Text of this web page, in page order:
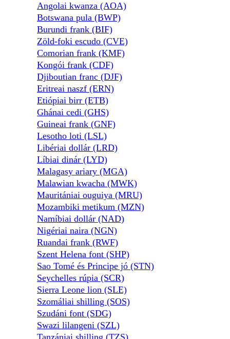
Angolai kwanza (AOA)
Botswana pula (BWP)
Burundi frank (BIF)
Zöld-foki escudo (CVE)
Comorian frank (KMF)
Kongói frank (CDF)
Djiboutian franc (DJF)
Eritreai naszf (ERN)
Etiópiai birr (ETB)
Ghánai cedi (GHS)
Guineai frank (GNF)
Lesotho loti (LSL)
Libériai dollár (LRD)
Líbiai dinár (LYD)
Malagasy ariary (MGA)
Malawian kwacha (MWK)
Mauritániai ouguiya (MRU)
Mozambiki metikum (MZN)
Namíbiai dollár (NAD)
Nigériai naira (NGN)
Ruandai frank (RWF)
Szent Helena font (SHP)
Sao Tomé és Principe jó (STN)
Seychelles rúpia (SCR)
Sierra Leone lion (SLE)
Szomáliai shilling (SOS)
Szudáni font (SDG)
Swazi lilangeni (SZL)